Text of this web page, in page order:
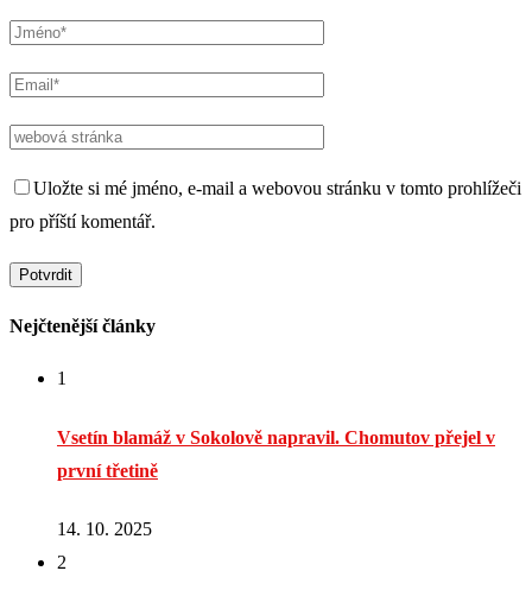
Uložte si mé jméno, e-mail a webovou stránku v tomto prohlížeči
pro příští komentář.
Nejčtenější články
1
Vsetín blamáž v Sokolově napravil. Chomutov přejel v
první třetině
14. 10. 2025
2